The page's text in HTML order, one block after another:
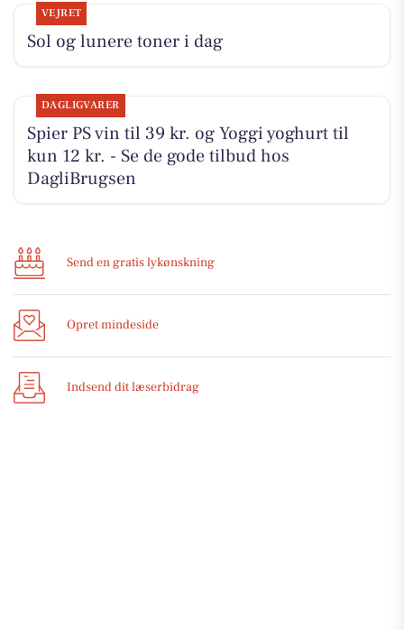
VEJRET
Sol og lunere toner i dag
DAGLIGVARER
Spier PS vin til 39 kr. og Yoggi yoghurt til
kun 12 kr. - Se de gode tilbud hos
DagliBrugsen
Send en gratis lykønskning
Opret mindeside
Indsend dit læserbidrag